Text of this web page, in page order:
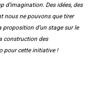
d’imagination. Des idées, des
nous ne pouvons que tirer
d’un stage sur le
construction des
pour cette initiative !